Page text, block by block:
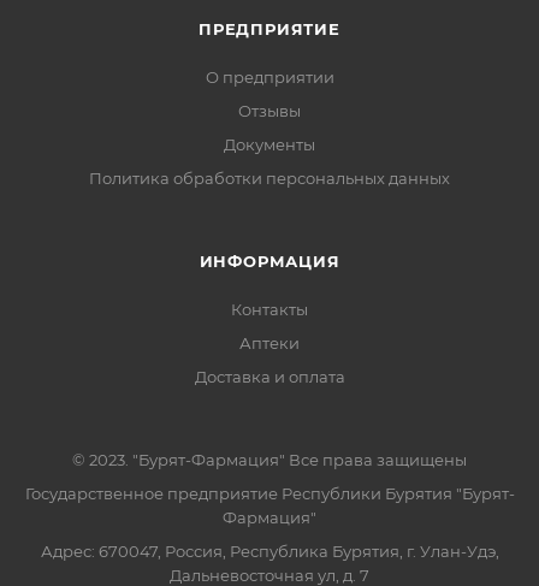
ПРЕДПРИЯТИЕ
О предприятии
Отзывы
Документы
Политика обработки персональных данных
ИНФОРМАЦИЯ
Контакты
Аптеки
Доставка и оплата
© 2023. "Бурят-Фармация" Все права защищены
Государственное предприятие Республики Бурятия "Бурят-
Фармация"
Адрес: 670047, Россия, Республика Бурятия, г. Улан-Удэ,
Дальневосточная ул, д. 7